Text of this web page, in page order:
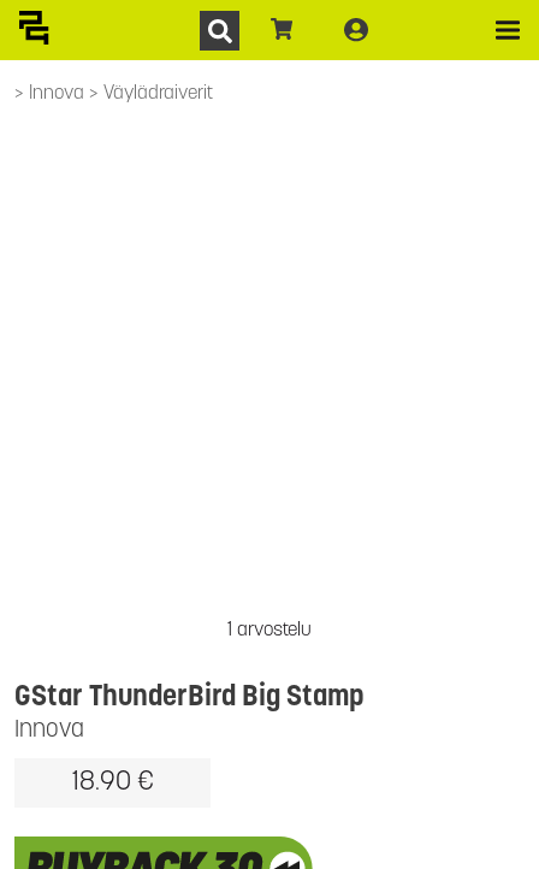
Innova Väylädraiverit
1 arvostelu
Innova
GStar ThunderBird Big Stamp
18.90 €